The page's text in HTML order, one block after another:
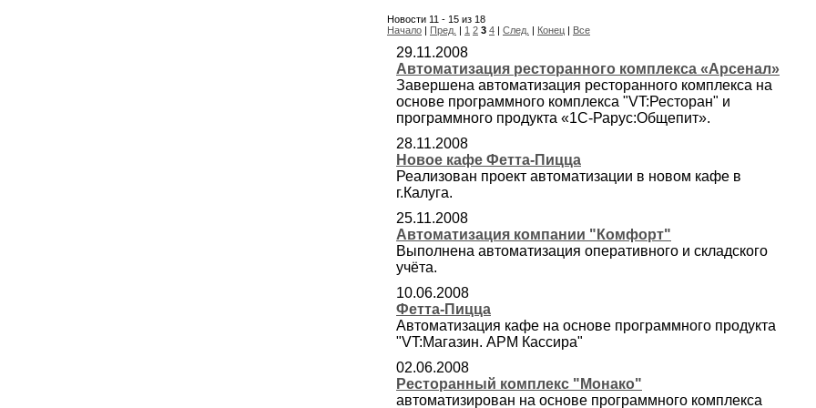
Новости 11 - 15 из 18
Начало | Пред. | 1 2 3 4 | След. | Конец | Все
29.11.2008
Автоматизация ресторанного комплекса «Арсенал»
Завершена автоматизация ресторанного комплекса на
основе программного комплекса "VT:Ресторан" и
программного продукта «1С-Рарус:Общепит».
28.11.2008
Новое кафе Фетта-Пицца
Реализован проект автоматизации в новом кафе в
г.Калуга.
25.11.2008
Автоматизация компании "Комфорт"
Выполнена автоматизация оперативного и складского
учёта.
10.06.2008
Фетта-Пицца
Автоматизация кафе на основе программного продукта
"VT:Магазин. АРМ Кассира"
02.06.2008
Ресторанный комплекс "Монако"
автоматизирован на основе программного комплекса